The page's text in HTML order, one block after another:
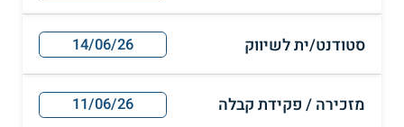
סטודנט/ית לשיווק 14/06/26
מזכירה / פקידת קבלה 11/06/26